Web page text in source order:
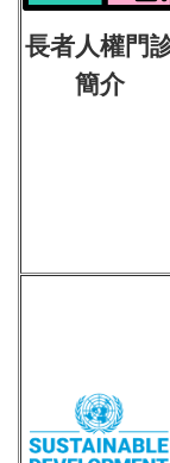
長者人權門
簡介